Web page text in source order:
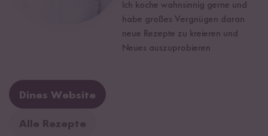
Ich koche wahnsinnig gerne und
habe großes Vergnügen daran
neue Rezepte zu kreieren und
Neues auszuprobieren
Dines Website
Alle Rezepte